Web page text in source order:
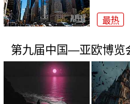
最热
第九届中国—亚欧博览